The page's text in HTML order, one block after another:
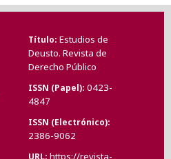
Título Estudios de
Deusto. Revista de
Derecho Público
ISSN (Papel) 0423-
4847
ISSN (Electrónico)
2386-9062
URL https://revista-